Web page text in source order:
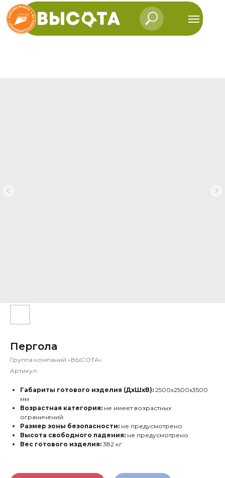
Пергола
Группа компаний «ВЫСОТА»
Артикул:
Габариты готового изделия (ДхШхВ): 2500х2500х3500
мм
Возрастная категория: не имеет возрастных
ограничений
Размер зоны безопасности: не предусмотрено
Высота свободного падения: не предусмотрено
Вес готового изделия: 382 кг